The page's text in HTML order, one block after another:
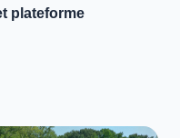
plateforme